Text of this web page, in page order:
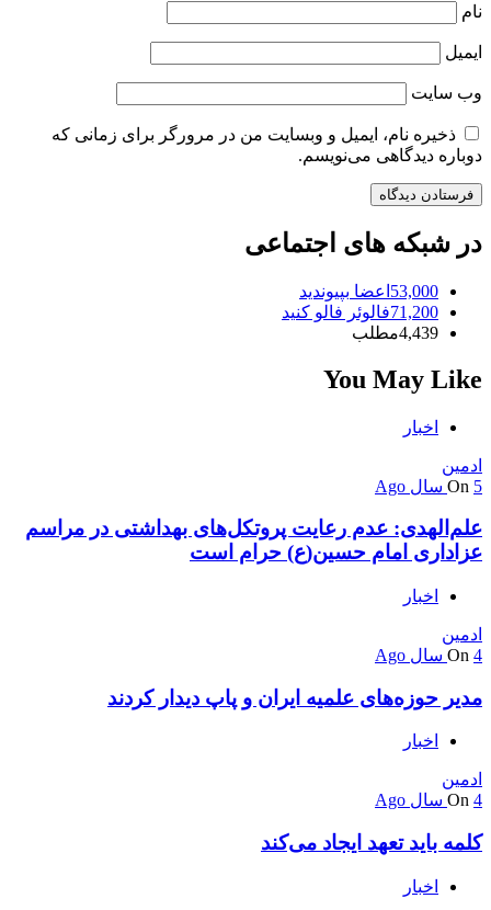
نام
ایمیل
وب‌ سایت
ذخیره نام، ایمیل و وبسایت من در مرورگر برای زمانی که
دوباره دیدگاهی می‌نویسم.
در شبکه های اجتماعی
53,000 اعضا بپیوندید
71,200فالوئر فالو کنید
4,439مطلب
You May Like
اخبار
ادمین
On 5 سال Ago
علم‌الهدی: عدم رعایت پروتکل‌های بهداشتی در مراسم
عزاداری امام حسین(ع) حرام است
اخبار
ادمین
On 4 سال Ago
مدیر حوزه‌های علمیه ایران و پاپ دیدار کردند
اخبار
ادمین
On 4 سال Ago
کلمه باید تعهد ایجاد می‌کند
اخبار